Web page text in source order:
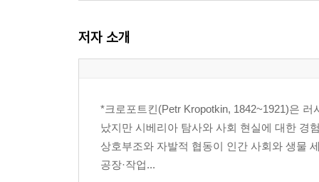
저자 소개
*크로포트킨(Petr Kropotkin, 1842~1921)은
났지만 시베리아 탐사와 사회 현실에 대한 경
상호부조와 자발적 협동이 인간 사회와 생물
공장·작업...